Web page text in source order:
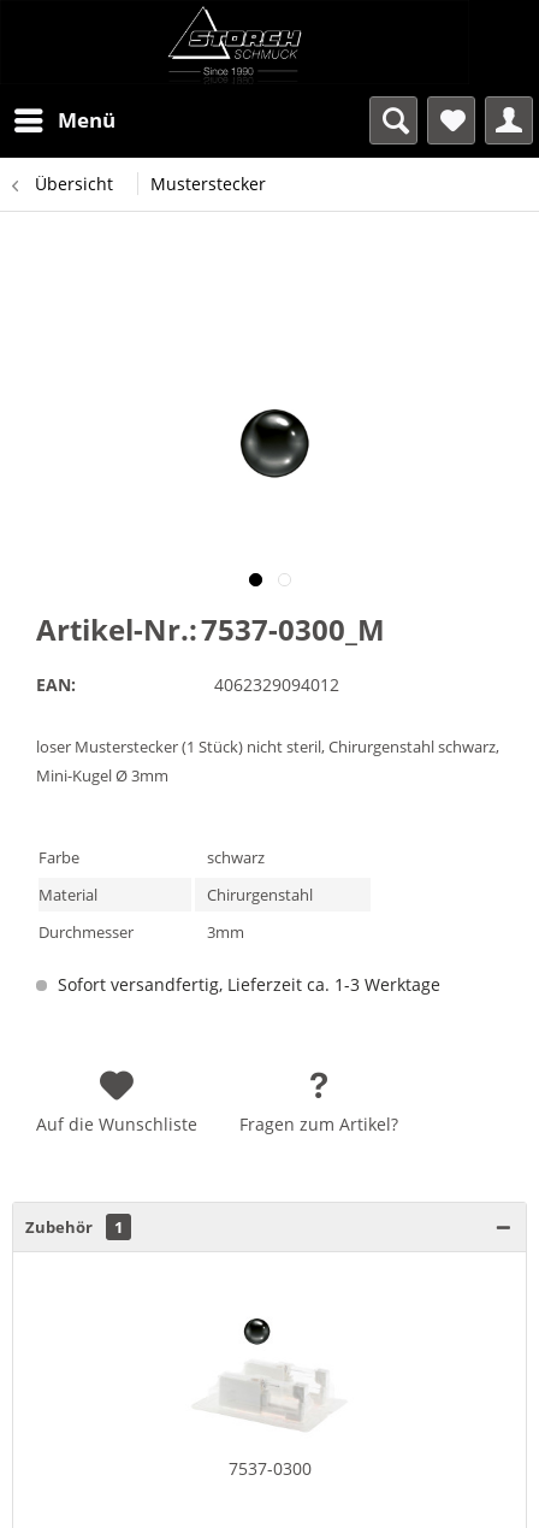
Menü
Übersicht Musterstecker
Artikel-Nr.:7537-0300_M
EAN: 4062329094012
loser Musterstecker (1 Stück) nicht steril, Chirurgenstahl schwarz,
Mini-Kugel Ø 3mm
Farbe
schwarz
Material
Chirurgenstahl
Durchmesser
3mm
Sofort versandfertig, Lieferzeit ca. 1-3 Werktage
Auf die Wunschliste Fragen zum Artikel?
Zubehör 1
7537-0300